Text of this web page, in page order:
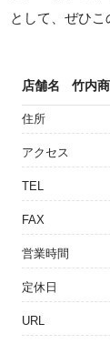
として、ぜひこ
店舗名 竹内
住所
アクセス
TEL
FAX
営業時間
定休日
URL